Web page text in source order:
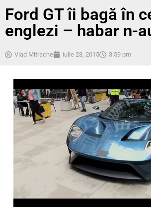
Ford GT îi bagă în
englezi – habar n-
Vlad Mitrache iulie 23, 2015 3:59 pm